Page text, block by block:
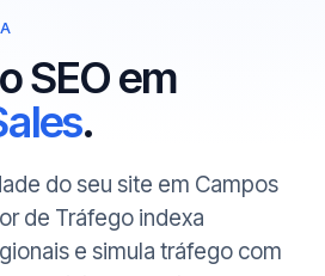
SEO em
.
do seu site em Campos
de Tráfego indexa
e simula tráfego com